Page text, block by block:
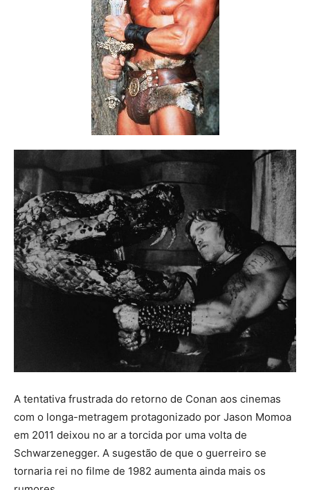
A tentativa frustrada do retorno de Conan aos cinemas
com o longa-metragem protagonizado por Jason Momoa
em 2011 deixou no ar a torcida por uma volta de
Schwarzenegger. A sugestão de que o guerreiro se
tornaria rei no filme de 1982 aumenta ainda mais os